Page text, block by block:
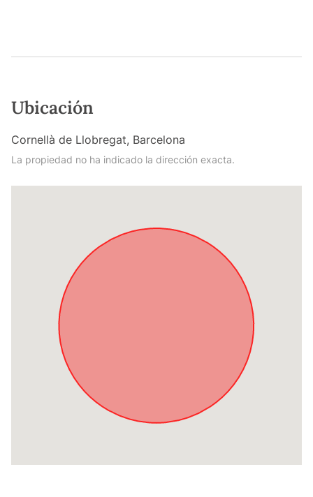
Ubicación
Cornellà de Llobregat, Barcelona
La propiedad no ha indicado la dirección exacta.